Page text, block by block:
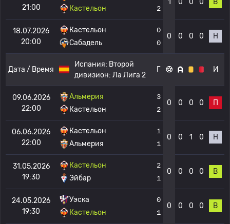
21:00
Кастельон
2
1 0 0 0 В
18.07.2026
20:00
Кастельон
Сабадель
0
0
0 0 0 0 Н
Дата / Время
Испания: Второй
дивизион: Ла Лига 2
Г И
09.06.2026
22:00
Альмерия
Кастельон
3
2
0 0 0 0 П
06.06.2026
22:00
Кастельон
Альмерия
1
1
0 0 1 0 Н
31.05.2026
19:30
Кастельон
Эйбар
2
1
0 0 0 0 В
24.05.2026
19:30
Уэска
Кастельон
0
1
0 0 0 0 В